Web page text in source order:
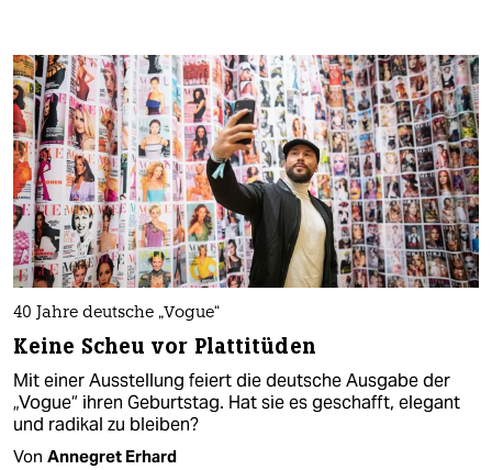
40 Jahre deutsche „Vogue“
Keine Scheu vor Plattitüden
Mit einer Ausstellung feiert die deutsche Ausgabe der
„Vogue“ ihren Geburtstag. Hat sie es geschafft, elegant
und radikal zu bleiben?
Von Annegret Erhard